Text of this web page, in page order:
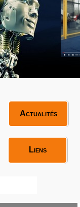
Actualités
Liens